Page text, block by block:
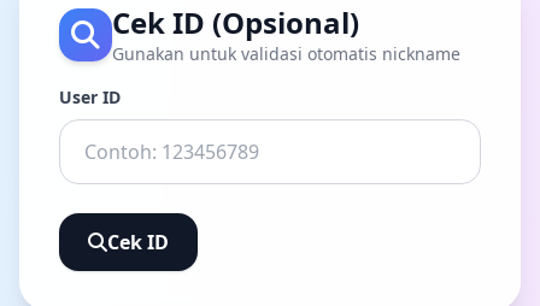
Cek ID (Opsional)
Gunakan untuk validasi otomatis nickname
User ID
Cek ID